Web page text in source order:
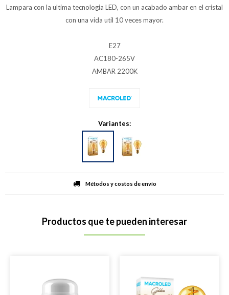
Lampara con la ultima tecnologia LED, con un acabado ambar en el cristal
con una vida util 10 veces mayor.
E27
AC180-265V
AMBAR 2200K
Variantes:
Métodos y costos de envío
Productos que te pueden interesar